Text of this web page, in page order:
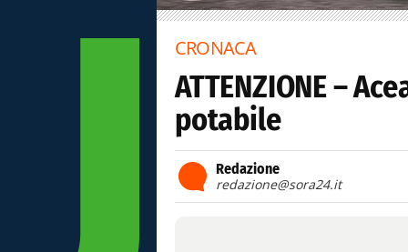
CRONACA
ATTENZIONE –
potabile
Redazione
redazione@sora24.it